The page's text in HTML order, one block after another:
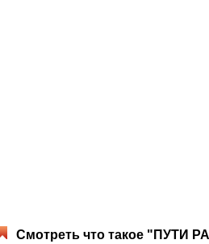
Смотреть что такое "ПУТИ